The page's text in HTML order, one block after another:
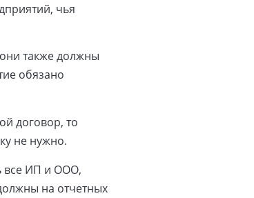
чья
также должны
обязано
договор, то
не нужно.
все ИП и ООО,
на отчетных